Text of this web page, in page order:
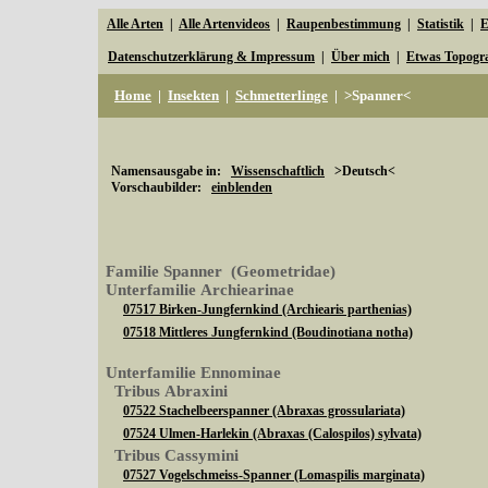
Alle Arten Alle Artenvideos Raupenbestimmung Statistik
Datenschutzerklärung & Impressum Über mich Etwas
Home | Insekten | Schmetterlinge | >Spanner<
Namensausgabe in: Wissenschaftlich >Deutsch<
Vorschaubilder: einblenden
Familie Spanner (Geometridae)
Unterfamilie Archiearinae
07517 Birken-Jungfernkind (Archiearis parthenias)
07518 Mittleres Jungfernkind (Boudinotiana notha)
Unterfamilie Ennominae
Tribus Abraxini
07522 Stachelbeerspanner (Abraxas grossulariata)
07524 Ulmen-Harlekin (Abraxas (Calospilos) sylvata)
Tribus Cassymini
07527 Vogelschmeiss-Spanner (Lomaspilis marginata)